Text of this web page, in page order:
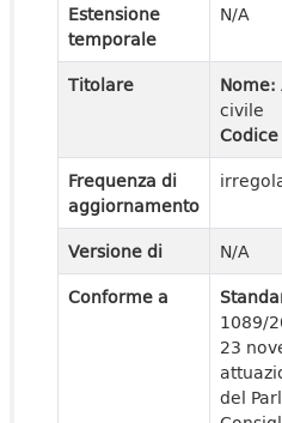
Estensione
temporale
N/A
Titolare Nome:
civile
Codice
Frequenza di
aggiornamento
Versione di
N/A
Conforme a
1089/
23
del